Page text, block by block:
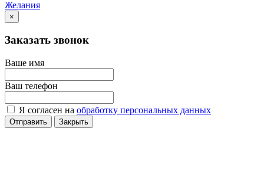
Желания
×
Заказать звонок
Ваше имя
Ваш телефон
Я согласен на обработку персональных данных
Отправить Закрыть